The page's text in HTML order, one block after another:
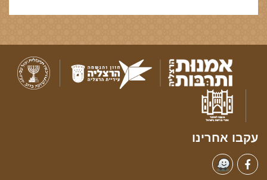
עקבו אחרינו